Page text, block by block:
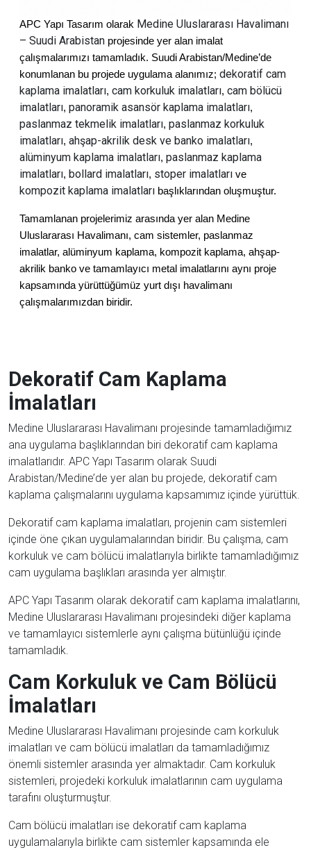
APC Yapı Tasarım olarak Medine Uluslararası Havalimanı
– Suudi Arabistan projesinde yer alan imalat
çalışmalarımızı tamamladık. Suudi Arabistan/Medine’de
konumlanan bu projede uygulama alanımız; dekoratif cam
kaplama imalatları, cam korkuluk imalatları, cam bölücü
imalatları, panoramik asansör kaplama imalatları,
paslanmaz tekmelik imalatları, paslanmaz korkuluk
imalatları, ahşap-akrilik desk ve banko imalatları,
alüminyum kaplama imalatları, paslanmaz kaplama
imalatları, bollard imalatları, stoper imalatları ve
kompozit kaplama imalatları başlıklarından oluşmuştur.
Tamamlanan projelerimiz arasında yer alan Medine
Uluslararası Havalimanı, cam sistemler, paslanmaz
imalatlar, alüminyum kaplama, kompozit kaplama, ahşap-
akrilik banko ve tamamlayıcı metal imalatlarını aynı proje
kapsamında yürüttüğümüz yurt dışı havalimanı
çalışmalarımızdan biridir.
Dekoratif Cam Kaplama
İmalatları
Medine Uluslararası Havalimanı projesinde tamamladığımız
ana uygulama başlıklarından biri dekoratif cam kaplama
imalatlarıdır. APC Yapı Tasarım olarak Suudi
Arabistan/Medine’de yer alan bu projede, dekoratif cam
kaplama çalışmalarını uygulama kapsamımız içinde yürüttük.
Dekoratif cam kaplama imalatları, projenin cam sistemleri
içinde öne çıkan uygulamalarından biridir. Bu çalışma, cam
korkuluk ve cam bölücü imalatlarıyla birlikte tamamladığımız
cam uygulama başlıkları arasında yer almıştır.
APC Yapı Tasarım olarak dekoratif cam kaplama imalatlarını,
Medine Uluslararası Havalimanı projesindeki diğer kaplama
ve tamamlayıcı sistemlerle aynı çalışma bütünlüğü içinde
tamamladık.
Cam Korkuluk ve Cam Bölücü
İmalatları
Medine Uluslararası Havalimanı projesinde cam korkuluk
imalatları ve cam bölücü imalatları da tamamladığımız
önemli sistemler arasında yer almaktadır. Cam korkuluk
sistemleri, projedeki korkuluk imalatlarının cam uygulama
tarafını oluşturmuştur.
Cam bölücü imalatları ise dekoratif cam kaplama
uygulamalarıyla birlikte cam sistemler kapsamında ele